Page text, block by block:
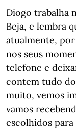
Diogo trabalha
Beja, e lembra
atualmente, por
nos seus
telefone e
contem tudo
muito, vemos
vamos
escolhidos